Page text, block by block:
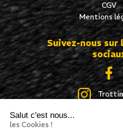
Salut c'est nous...
les Cookies !
CGV
Mentions
Suivez-nous sur